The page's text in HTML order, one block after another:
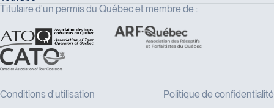
Titulaire d'un permis du Québec et membre de :